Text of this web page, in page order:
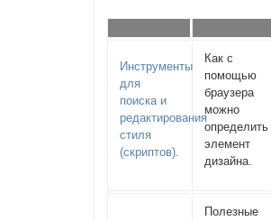
Инструменты
для
поиска и
редактирования
стиля
(скриптов).
Как с
помощью
браузера
можно
определить
элемент
дизайна.
Полезные